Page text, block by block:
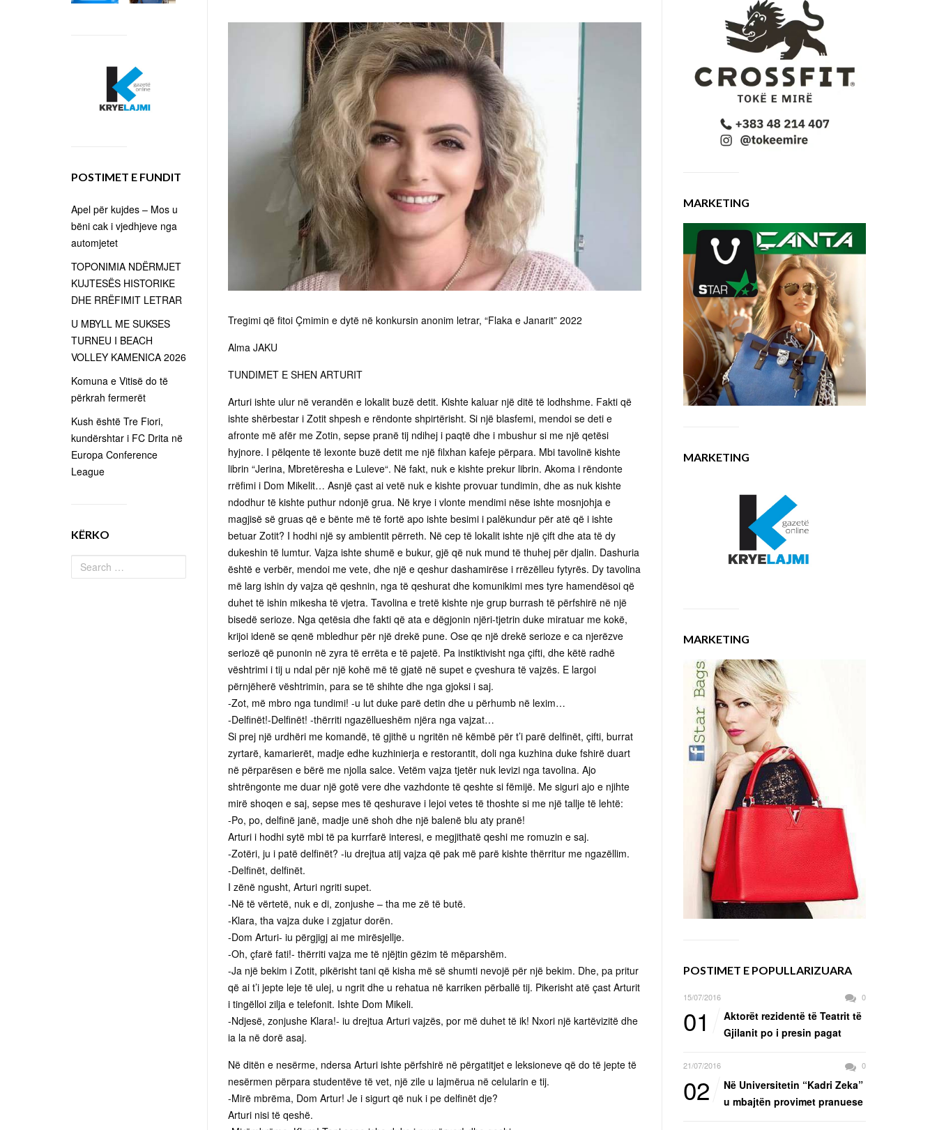
Tregimi që fitoi Çmimin e dytë në konkursin anonim letrar, “Flaka e Janarit” 2022
Alma JAKU
TUNDIMET E SHEN ARTURIT
Arturi ishte ulur në verandën e lokalit buzë detit. Kishte kaluar një ditë të lodhshme. Fakti që
ishte shërbestar i Zotit shpesh e rëndonte shpirtërisht. Si një blasfemi, mendoi se deti e
afronte më afër me Zotin, sepse pranë tij ndihej i paqtë dhe i mbushur si me një qetësi
hyjnore. I pëlqente të lexonte buzë detit me një filxhan kafeje përpara. Mbi tavolinë kishte
librin “Jerina, Mbretëresha e Luleve“. Në fakt, nuk e kishte prekur librin. Akoma i rëndonte
rrëfimi i Dom Mikelit… Asnjë çast ai vetë nuk e kishte provuar tundimin, dhe as nuk kishte
ndodhur të kishte puthur ndonjë grua. Në krye i vlonte mendimi nëse ishte mosnjohja e
magjisë së gruas që e bënte më të fortë apo ishte besimi i palëkundur për atë që i ishte
betuar Zotit? I hodhi një sy ambientit përreth. Në cep të lokalit ishte një çift dhe ata të dy
dukeshin të lumtur. Vajza ishte shumë e bukur, gjë që nuk mund të thuhej për djalin. Dashuria
është e verbër, mendoi me vete, dhe një e qeshur dashamirëse i rrëzëlleu fytyrës. Dy tavolina
më larg ishin dy vajza që qeshnin, nga të qeshurat dhe komunikimi mes tyre hamendësoi që
duhet të ishin mikesha të vjetra. Tavolina e tretë kishte nje grup burrash të përfshirë në një
bisedë serioze. Nga qetësia dhe fakti që ata e dëgjonin njëri-tjetrin duke miratuar me kokë,
krijoi idenë se qenë mbledhur për një drekë pune. Ose qe një drekë serioze e ca njerëzve
seriozë që punonin në zyra të errëta e të pajetë. Pa instiktivisht nga çifti, dhe këtë radhë
vështrimi i tij u ndal për një kohë më të gjatë në supet e çveshura të vajzës. E largoi
përnjëherë vështrimin, para se të shihte dhe nga gjoksi i saj.
-Zot, më mbro nga tundimi! -u lut duke parë detin dhe u përhumb në lexim…
-Delfinët!-Delfinët! -thërriti ngazëllueshëm njëra nga vajzat…
Si prej një urdhëri me komandë, të gjithë u ngritën në këmbë për t’i parë delfinët, çifti, burrat
zyrtarë, kamarierët, madje edhe kuzhinierja e restorantit, doli nga kuzhina duke fshirë duart
në përparësen e bërë me njolla salce. Vetëm vajza tjetër nuk levizi nga tavolina. Ajo
shtrëngonte me duar një gotë vere dhe vazhdonte të qeshte si fëmijë. Me siguri ajo e njihte
mirë shoqen e saj, sepse mes të qeshurave i lejoi vetes të thoshte si me një tallje të lehtë:
-Po, po, delfinë janë, madje unë shoh dhe një balenë blu aty pranë!
Arturi i hodhi sytë mbi të pa kurrfarë interesi, e megjithatë qeshi me romuzin e saj.
-Zotëri, ju i patë delfinët? -iu drejtua atij vajza që pak më parë kishte thërritur me ngazëllim.
-Delfinët, delfinët.
I zënë ngusht, Arturi ngriti supet.
-Në të vërtetë, nuk e di, zonjushe – tha me zë të butë.
-Klara, tha vajza duke i zgjatur dorën.
-Dom Arturi- iu përgjigj ai me mirësjellje.
-Oh, çfarë fati!- thërriti vajza me të njëjtin gëzim të mëparshëm.
-Ja një bekim i Zotit, pikërisht tani që kisha më së shumti nevojë për një bekim. Dhe, pa pritur
që ai t’i jepte leje të ulej, u ngrit dhe u rehatua në karriken përballë tij. Pikerisht atë çast Arturit
i tingëlloi zilja e telefonit. Ishte Dom Mikeli.
-Ndjesë, zonjushe Klara!- iu drejtua Arturi vajzës, por më duhet të ik! Nxori një kartëvizitë dhe
ia la në dorë asaj.
Në ditën e nesërme, ndersa Arturi ishte përfshirë në përgatitjet e leksioneve që do të jepte të
nesërmen përpara studentëve të vet, një zile u lajmërua në celularin e tij.
-Mirë mbrëma, Dom Artur! Je i sigurt që nuk i pe delfinët dje?
Arturi nisi të qeshë.
MARKETING
MARKETING
MARKETING
POSTIMET E POPULLARIZUARA
15/07/2016 0
01
Aktorët rezidentë të Teatrit të
Gjilanit po i presin pagat
21/07/2016 0
02
Në Universitetin “Kadri Zeka”
u mbajtën provimet pranuese
POSTIMET E FUNDIT
Apel për kujdes – Mos u
bëni cak i vjedhjeve nga
automjetet
TOPONIMIA NDËRMJET
KUJTESËS HISTORIKE
DHE RRËFIMIT LETRAR
U MBYLL ME SUKSES
TURNEU I BEACH
VOLLEY KAMENICA 2026
Komuna e Vitisë do të
përkrah fermerët
Kush është Tre Fiori,
kundërshtar i FC Drita në
Europa Conference
League
KËRKO